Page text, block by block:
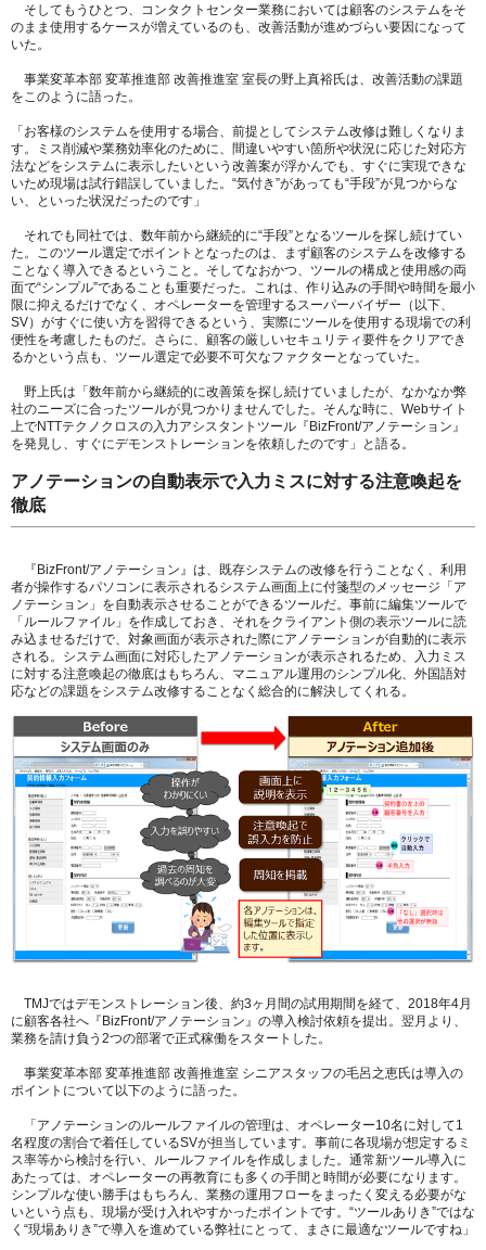
そしてもうひとつ、コンタクトセンター業務においては顧客のシステムをそ
のまま使用するケースが増えているのも、改善活動が進めづらい要因になって
いた。
事業変革本部 変革推進部 改善推進室 室長の野上真裕氏は、改善活動の課題
をこのように語った。
「お客様のシステムを使用する場合、前提としてシステム改修は難しくなりま
す。ミス削減や業務効率化のために、間違いやすい箇所や状況に応じた対応方
法などをシステムに表示したいという改善案が浮かんでも、すぐに実現できな
いため現場は試行錯誤していました。“気付き”があっても“手段”が見つからな
い、といった状況だったのです」
それでも同社では、数年前から継続的に“手段”となるツールを探し続けてい
た。このツール選定でポイントとなったのは、まず顧客のシステムを改修する
ことなく導入できるということ。そしてなおかつ、ツールの構成と使用感の両
面で“シンプル”であることも重要だった。これは、作り込みの手間や時間を最小
限に抑えるだけでなく、オペレーターを管理するスーパーバイザー（以下、
SV）がすぐに使い方を習得できるという、実際にツールを使用する現場での利
便性を考慮したものだ。さらに、顧客の厳しいセキュリティ要件をクリアでき
るかという点も、ツール選定で必要不可欠なファクターとなっていた。
野上氏は「数年前から継続的に改善策を探し続けていましたが、なかなか弊
社のニーズに合ったツールが見つかりませんでした。そんな時に、Webサイト
上でNTTテクノクロスの入力アシスタントツール『BizFront/アノテーション』
を発見し、すぐにデモンストレーションを依頼したのです」と語る。
アノテーションの自動表示で入力ミスに対する注意喚起を
徹底
『BizFront/アノテーション』は、既存システムの改修を行うことなく、利用
者が操作するパソコンに表示されるシステム画面上に付箋型のメッセージ「ア
ノテーション」を自動表示させることができるツールだ。事前に編集ツールで
「ルールファイル」を作成しておき、それをクライアント側の表示ツールに読
み込ませるだけで、対象画面が表示された際にアノテーションが自動的に表示
される。システム画面に対応したアノテーションが表示されるため、入力ミス
に対する注意喚起の徹底はもちろん、マニュアル運用のシンプル化、外国語対
応などの課題をシステム改修することなく総合的に解決してくれる。
TMJではデモンストレーション後、約3ヶ月間の試用期間を経て、2018年4月
に顧客各社へ『BizFront/アノテーション』の導入検討依頼を提出。翌月より、
業務を請け負う2つの部署で正式稼働をスタートした。
事業変革本部 変革推進部 改善推進室 シニアスタッフの毛呂之恵氏は導入の
ポイントについて以下のように語った。
「アノテーションのルールファイルの管理は、オペレーター10名に対して1
名程度の割合で着任しているSVが担当しています。事前に各現場が想定するミ
ス率等から検討を行い、ルールファイルを作成しました。通常新ツール導入に
あたっては、オペレーターの再教育にも多くの手間と時間が必要になります。
シンプルな使い勝手はもちろん、業務の運用フローをまったく変える必要がな
いという点も、現場が受け入れやすかったポイントです。“ツールありき”ではな
く“現場ありき”で導入を進めている弊社にとって、まさに最適なツールですね」